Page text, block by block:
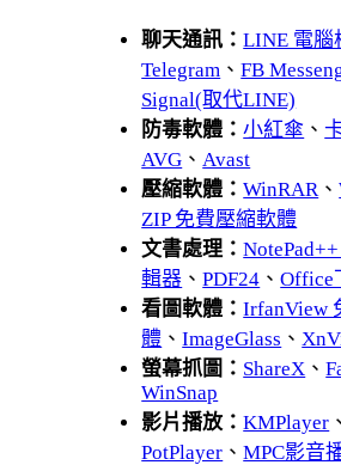
聊天通訊：LINE 電腦
Telegram 、FB
Signal(取代LINE)
防毒軟體：小紅傘 、
AVG 、 Avast
壓縮軟體：WinRAR 、
ZIP 免費壓縮軟體
文書處理：
輯器 、PDF24 、Office
看圖軟體：IrfanView
體 、ImageGlass 、
螢幕抓圖： ShareX 、
WinSnap
影片播放：KMPlayer 、
PotPlayer 、MPC影音